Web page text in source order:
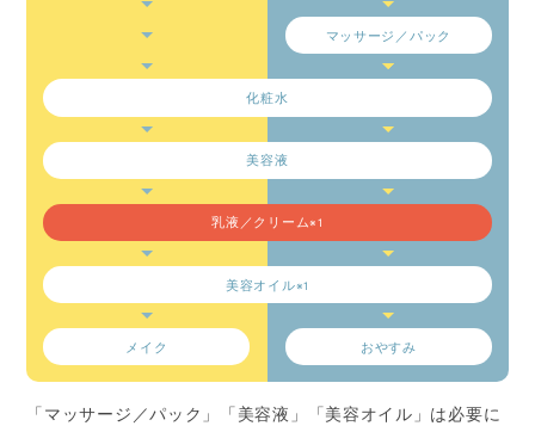
マッサージ／パック
化粧水
美容液
乳液／クリーム※1
美容オイル※1
メイク おやすみ
「マッサージ／パック」「美容液」「美容オイル」は必要に